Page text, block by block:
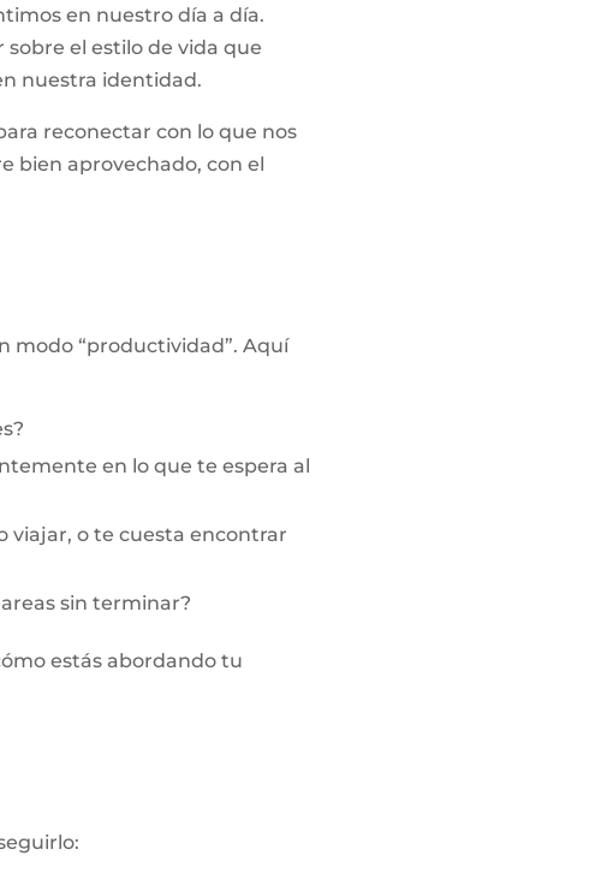
en nuestro día a día.
el estilo de vida que
nuestra identidad.
reconectar con lo que nos
bien aprovechado, con el
modo “productividad”. Aquí
en lo que te espera al
viajar, o te cuesta encontrar
sin terminar?
estás abordando tu